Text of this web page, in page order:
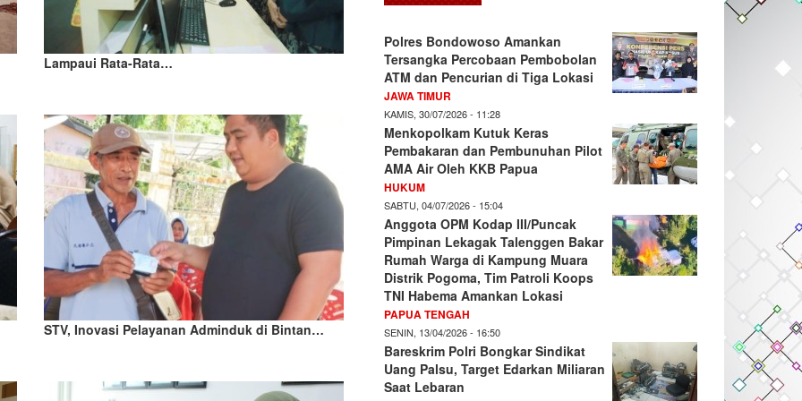
Lampaui Rata-Rata…
STV, Inovasi Pelayanan Adminduk di Bintan…
Polres Bondowoso Amankan
Tersangka Percobaan Pembobolan
ATM dan Pencurian di Tiga Lokasi
JAWA TIMUR
KAMIS, 30/07/2026 - 11:28
Menkopolkam Kutuk Keras
Pembakaran dan Pembunuhan Pilot
AMA Air Oleh KKB Papua
HUKUM
SABTU, 04/07/2026 - 15:04
Anggota OPM Kodap III/Puncak
Pimpinan Lekagak Talenggen Bakar
Rumah Warga di Kampung Muara
Distrik Pogoma, Tim Patroli Koops
TNI Habema Amankan Lokasi
PAPUA TENGAH
SENIN, 13/04/2026 - 16:50
Bareskrim Polri Bongkar Sindikat
Uang Palsu, Target Edarkan Miliaran
Saat Lebaran